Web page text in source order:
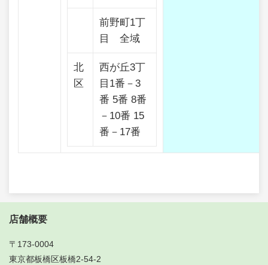
前野町1丁
目 全域
北
区
西が丘3丁
目1番－3
番 5番 8番
－10番 15
番－17番
店舗概要
〒173-0004
東京都板橋区板橋2-54-2